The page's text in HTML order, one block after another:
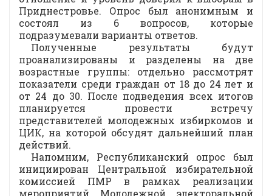
Приднестровье. Опрос был анонимным и
состоял из 6 вопросов, которые
подразумевали варианты ответов.
Полученные результаты будут
проанализированы и разделены на две
возрастные группы: отдельно рассмотрят
показатели среди граждан от 18 до 24 лет и
от 24 до 30. После подведения всех итогов
планируется провести встречу
представителей молодежных избиркомов и
ЦИК, на которой обсудят дальнейший план
действий.
Напомним, Республиканский опрос был
инициирован Центральной избирательной
комиссией ПМР в рамках реализации
мероприятий Молодежной электоральной